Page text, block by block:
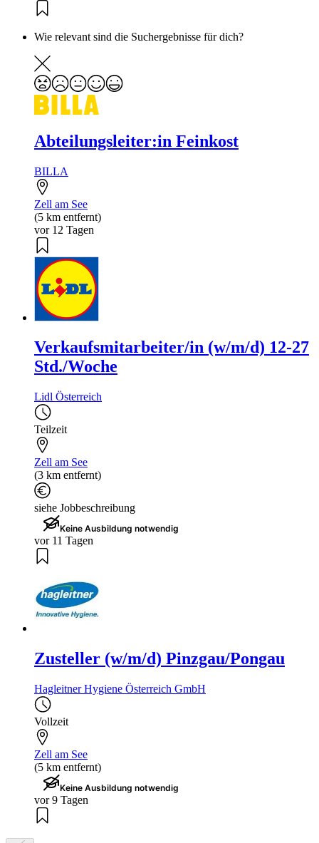
Wie relevant sind die Suchergebnisse für dich?
Abteilungsleiter:in Feinkost
BILLA
Zell am See
(5 km entfernt)
vor 12 Tagen
Verkaufsmitarbeiter/in (w/m/d) 12-27
Std./Woche
Lidl Österreich
Teilzeit
Zell am See
(3 km entfernt)
siehe Jobbeschreibung
Keine Ausbildung notwendig
vor 11 Tagen
Zusteller (w/m/d) Pinzgau/Pongau
Hagleitner Hygiene Österreich GmbH
Vollzeit
Zell am See
(5 km entfernt)
Keine Ausbildung notwendig
vor 9 Tagen